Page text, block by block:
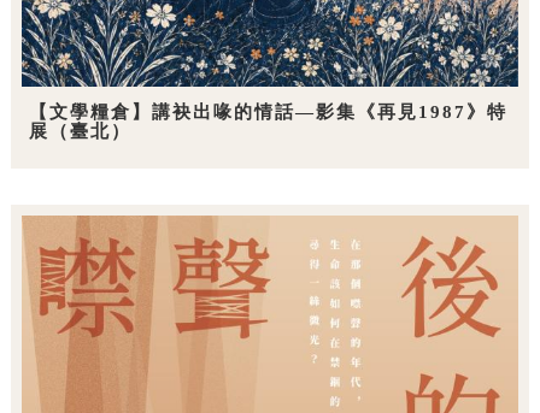
【文學糧倉】講袂出喙的情話—影集《再見1987》特
展（臺北）